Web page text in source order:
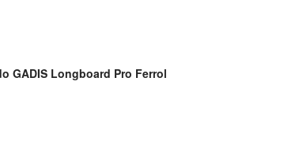
GADIS Longboard Pro Ferrol